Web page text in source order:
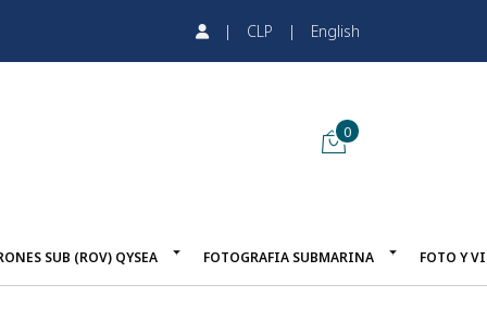
| CLP | English
0
SUB (ROV) QYSEA FOTOGRAFIA SUBMARINA FOTO Y